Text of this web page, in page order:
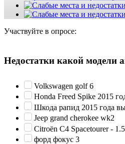
Участвуйте в опросе:
Недостатки какой модели
Volkswagen golf 6
Honda Freed Spike 2015
Шкода рапид 2015 года
Jeep grand cherokee wk2
Citroën C4 Spacetourer -
форд фокус 3